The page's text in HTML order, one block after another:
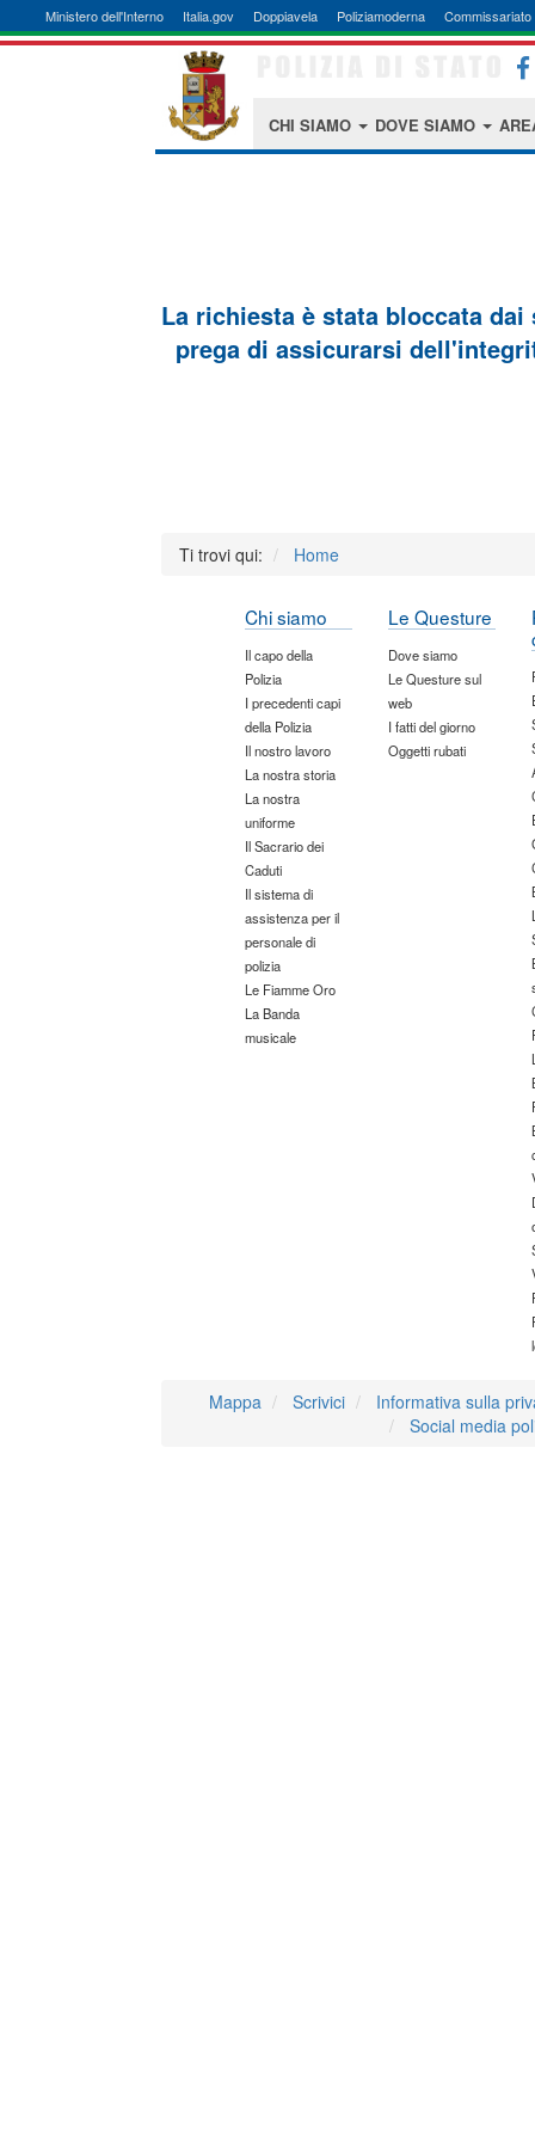
Ministero dell'Interno Italia.gov Doppiavela Poliziamoderna Commissariato
CHI SIAMO DOVE SIAMO
La richiesta è stata bloccata
prega di assicurarsi
Ti trovi qui: Home
Chi siamo
Il capo della
Polizia
I precedenti capi
della Polizia
Il nostro lavoro
La nostra storia
La nostra
uniforme
Il Sacrario dei
Caduti
Il sistema di
assistenza per il
personale di
polizia
Le Fiamme Oro
La Banda
musicale
Le Questure
Dove siamo
Le Questure sul
web
I fatti del giorno
Oggetti rubati
Mappa Scrivici
Informativa sulla
Social media